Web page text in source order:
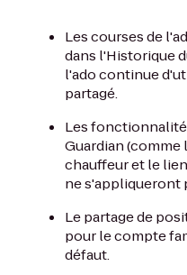
Les courses de
dans l'Historique
l'ado continue
partagé.
Les
Guardian
chauffeur et le
ne s'appliqueront
Le partage de
pour le compte
défaut.